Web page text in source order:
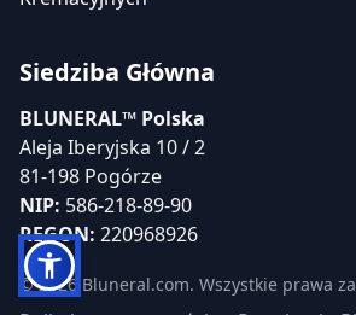
Siedziba Główna
BLUNERAL™ Polska
Aleja Iberyjska 10 / 2
81-198 Pogórze
NIP: 586-218-89-90
REGON: 220968926
© 2026 Bluneral.com. Wszystkie prawa